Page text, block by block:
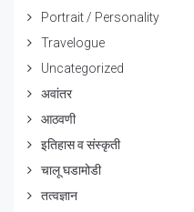
Portrait / Personality
Travelogue
Uncategorized
अवांतर
आठवणी
इतिहास व संस्कृती
चालू घडामोडी
तत्वज्ञान